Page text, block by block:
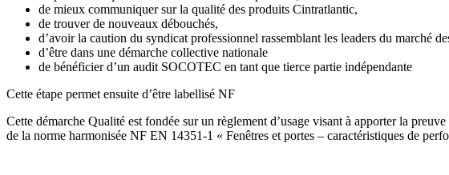
de mieux communiquer sur la qualité des produits Cintratlantic,
de trouver de nouveaux débouchés,
d’avoir la caution du syndicat professionnel rassemblant les leaders du marché
d’être dans une démarche collective nationale
de bénéficier d’un audit SOCOTEC en tant que tierce partie indépendante
Cette étape permet ensuite d’être labellisé NF
Cette démarche Qualité est fondée sur un règlement d’usage visant à apporter la
de la norme harmonisée NF EN 14351-1 « Fenêtres et portes – caractéristiques de